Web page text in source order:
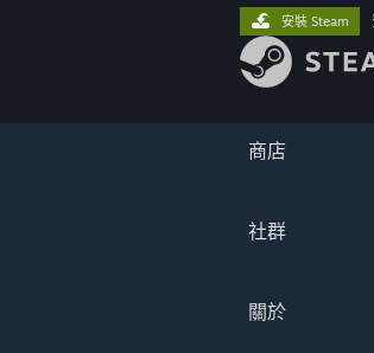
商店
社群
關於
安裝 Steam